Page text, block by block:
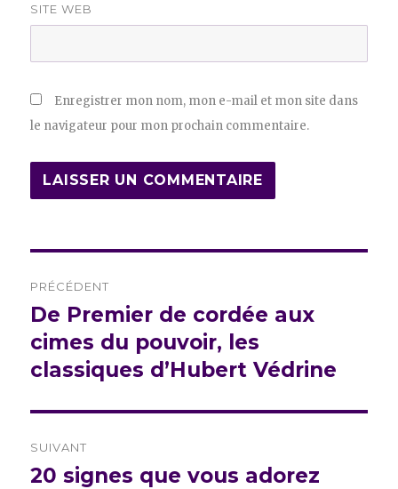
SITE WEB
Enregistrer mon nom, mon e-mail et mon site dans
le navigateur pour mon prochain commentaire.
de
l’article
PRÉCÉDENT
Publication
précédente :
De Premier de cordée aux
cimes du pouvoir, les
classiques d’Hubert Védrine
SUIVANT
Publication
20 signes que vous adorez